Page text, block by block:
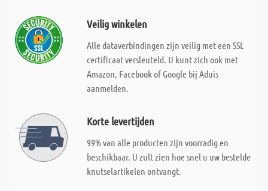
Veilig winkelen
Alle dataverbindingen zijn veilig met een SSL
certificaat versleuteld. U kunt zich ook met
Amazon, Facebook of Google bij Aduis
aanmelden.
Korte levertijden
99% van alle producten zijn voorradig en
beschikbaar. U zult zien hoe snel u uw bestelde
knutselartikelen ontvangt.